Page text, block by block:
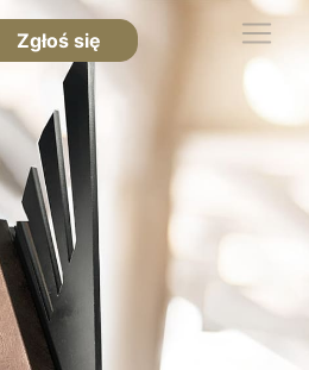
Zgłoś się